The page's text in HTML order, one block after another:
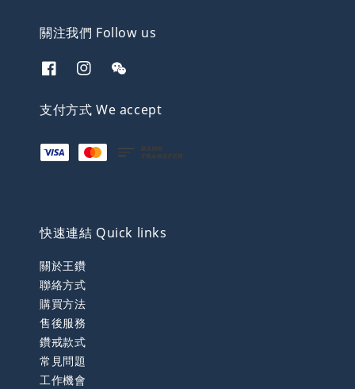
關注我們 Follow us
支付方式 We accept
快速連結 Quick links
關於王鑽
聯絡方式
購買方法
售後服務
鑽戒款式
常見問題
工作機會